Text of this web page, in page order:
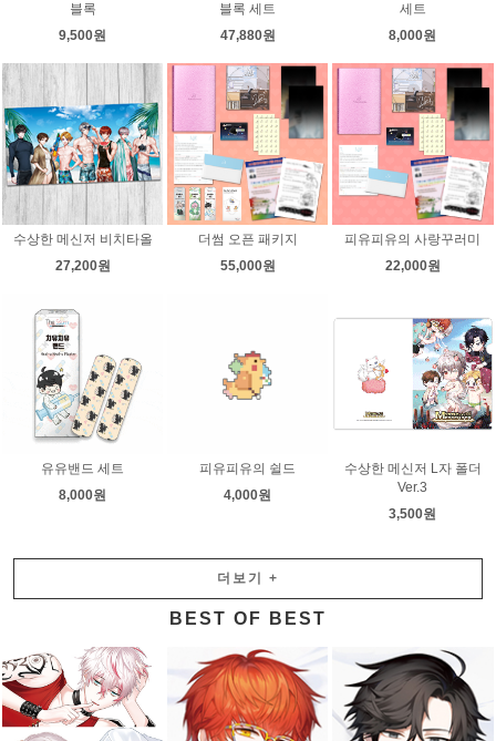
블록
9,500원
블록 세트
47,880원
세트
8,000원
수상한 메신저 비치타올
27,200원
더썸 오픈 패키지
55,000원
피유피유의 사랑꾸러미
22,000원
유유밴드 세트
8,000원
피유피유의 쉴드
4,000원
수상한 메신저 L자 폴더
Ver.3
3,500원
더보기 +
BEST OF BEST